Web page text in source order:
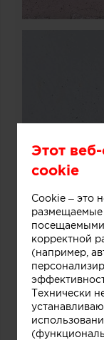
Этот
cookie
Cookie – это
размещаемые
корректной
(например,
Технически